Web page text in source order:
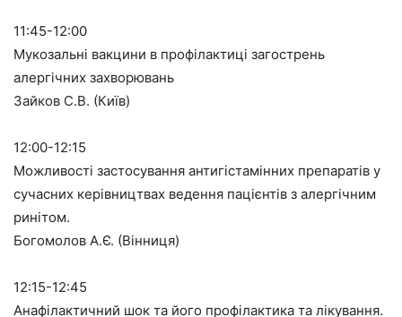
11:45-12:00
Мукозальні вакцини в профілактиці загострень
алергічних захворювань
Зайков С.В. (Київ)
12:00-12:15
Можливості застосування антигістамінних препаратів у
сучасних керівництвах ведення пацієнтів з алергічним
ринітом.
Богомолов А.Є. (Вінниця)
12:15-12:45
Анафілактичний шок та його профілактика та лікування.